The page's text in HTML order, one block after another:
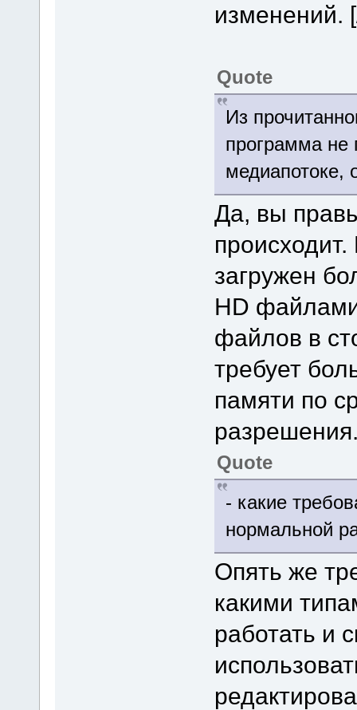
изменений.
Quote
Из
программа не
медиапотоке,
Да, вы
загружен
HD
файлов в
требует
памяти по
Quote
- какие
нормальной
Опять же
какими
работать и